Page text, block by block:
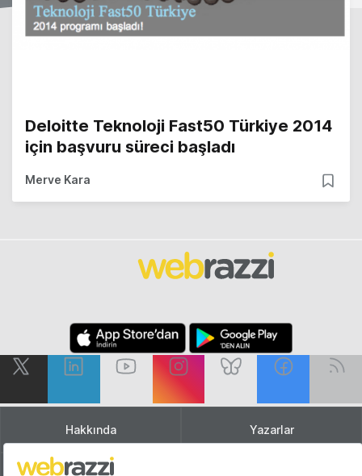
Deloitte Teknoloji Fast50 Türkiye 2014
için başvuru süreci başladı
Merve Kara
Hakkında Yazarlar